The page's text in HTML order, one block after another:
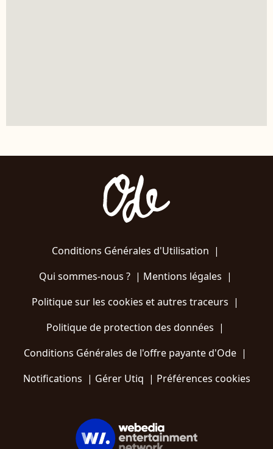
Conditions Générales d'Utilisation |
Qui sommes-nous ?| Mentions légales |
Politique sur les cookies et autres traceurs |
Politique de protection des données |
Conditions Générales de l'offre payante d'Ode |
Notifications | Gérer Utiq | Préférences cookies